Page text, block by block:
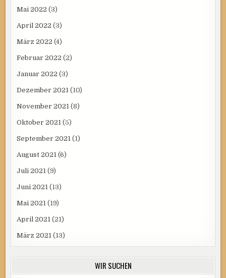
Mai 2022 (3)
April 2022 (3)
März 2022 (4)
Februar 2022 (2)
Januar 2022 (3)
Dezember 2021 (10)
November 2021 (8)
Oktober 2021 (5)
September 2021 (1)
August 2021 (6)
Juli 2021 (9)
Juni 2021 (13)
Mai 2021 (19)
April 2021 (21)
März 2021 (13)
WIR SUCHEN